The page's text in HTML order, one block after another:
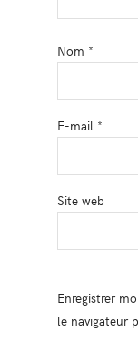
Nom *
E-mail *
Site web
Enregistrer
le navigateur